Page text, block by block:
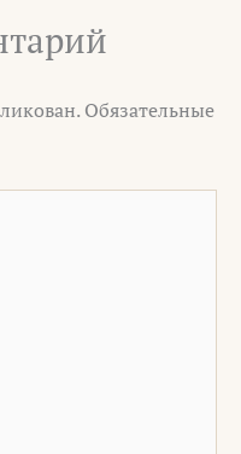
Обязательные